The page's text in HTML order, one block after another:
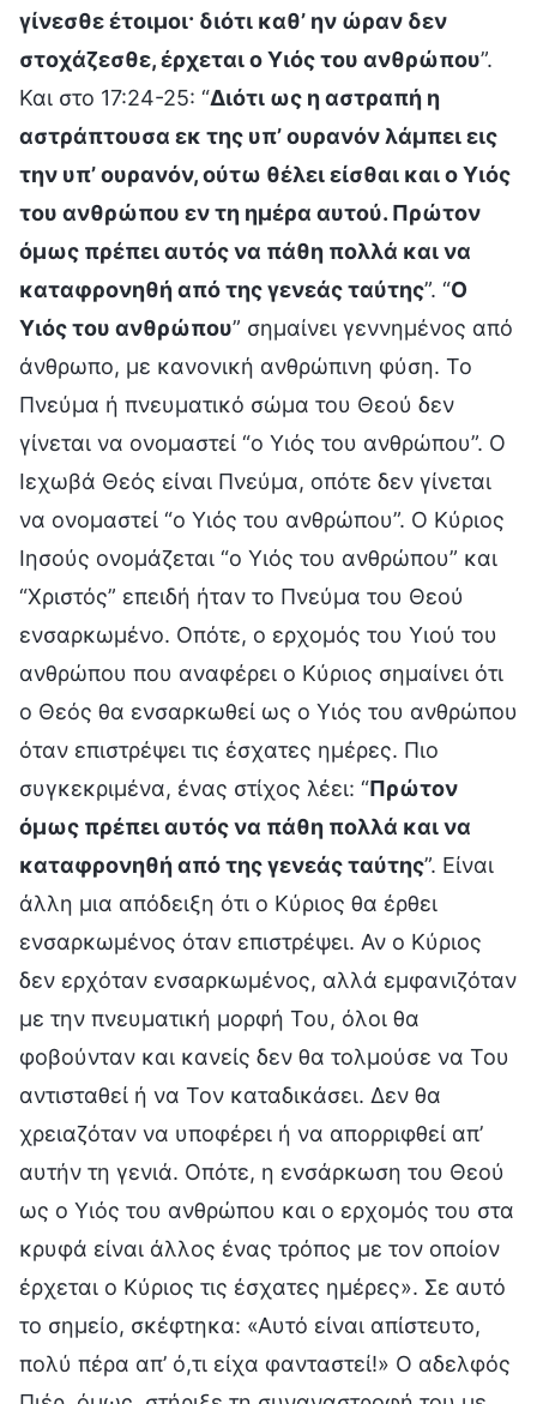
γίνεσθε έτοιμοι· διότι καθ’ ην ώραν δεν
στοχάζεσθε, έρχεται ο Υιός του ανθρώπου”.
Και στο 17:24-25: “Διότι ως η αστραπή η
αστράπτουσα εκ της υπ’ ουρανόν λάμπει εις
την υπ’ ουρανόν, ούτω θέλει είσθαι και ο Υιός
του ανθρώπου εν τη ημέρα αυτού. Πρώτον
όμως πρέπει αυτός να πάθη πολλά και να
καταφρονηθή από της γενεάς ταύτης”. “Ο
Υιός του ανθρώπου” σημαίνει γεννημένος από
άνθρωπο, με κανονική ανθρώπινη φύση. Το
Πνεύμα ή πνευματικό σώμα του Θεού δεν
γίνεται να ονομαστεί “ο Υιός του ανθρώπου”. Ο
Ιεχωβά Θεός είναι Πνεύμα, οπότε δεν γίνεται
να ονομαστεί “ο Υιός του ανθρώπου”. Ο Κύριος
Ιησούς ονομάζεται “ο Υιός του ανθρώπου” και
“Χριστός” επειδή ήταν το Πνεύμα του Θεού
ενσαρκωμένο. Οπότε, ο ερχομός του Υιού του
ανθρώπου που αναφέρει ο Κύριος σημαίνει ότι
ο Θεός θα ενσαρκωθεί ως ο Υιός του ανθρώπου
όταν επιστρέψει τις έσχατες ημέρες. Πιο
συγκεκριμένα, ένας στίχος λέει: “Πρώτον
όμως πρέπει αυτός να πάθη πολλά και να
καταφρονηθή από της γενεάς ταύτης”. Είναι
άλλη μια απόδειξη ότι ο Κύριος θα έρθει
ενσαρκωμένος όταν επιστρέψει. Αν ο Κύριος
δεν ερχόταν ενσαρκωμένος, αλλά εμφανιζόταν
με την πνευματική μορφή Του, όλοι θα
φοβούνταν και κανείς δεν θα τολμούσε να Του
αντισταθεί ή να Τον καταδικάσει. Δεν θα
χρειαζόταν να υποφέρει ή να απορριφθεί απ’
αυτήν τη γενιά. Οπότε, η ενσάρκωση του Θεού
ως ο Υιός του ανθρώπου και ο ερχομός του στα
κρυφά είναι άλλος ένας τρόπος με τον οποίον
έρχεται ο Κύριος τις έσχατες ημέρες». Σε αυτό
το σημείο, σκέφτηκα: «Αυτό είναι απίστευτο,
πολύ πέρα απ’ ό,τι είχα φανταστεί!» Ο αδελφός